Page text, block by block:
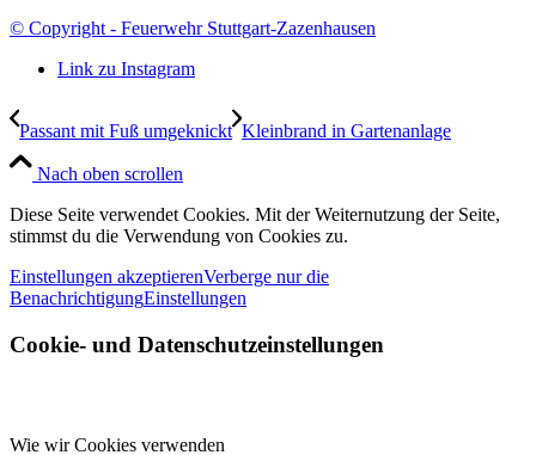
© Copyright - Feuerwehr Stuttgart-Zazenhausen
Link zu Instagram
Passant mit Fuß umgeknickt Kleinbrand in Gartenanlage
Nach oben scrollen
Diese Seite verwendet Cookies. Mit der Weiternutzung der Seite,
stimmst du die Verwendung von Cookies zu.
Einstellungen akzeptierenVerberge nur die
BenachrichtigungEinstellungen
Cookie- und Datenschutzeinstellungen
Wie wir Cookies verwenden